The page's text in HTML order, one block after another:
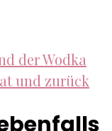
der Wodka
und zurück